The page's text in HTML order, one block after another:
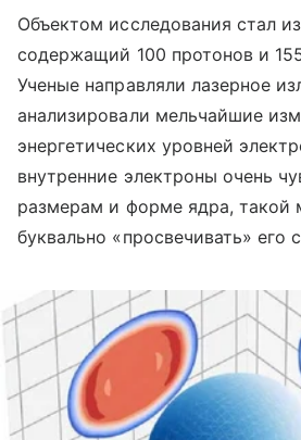
Объектом исследования стал
содержащий 100 протонов и
Ученые направляли лазерное
анализировали мельчайшие
энергетических уровней
внутренние электроны очень
размерам и форме ядра, такой
буквально «просвечивать» его